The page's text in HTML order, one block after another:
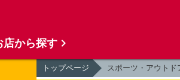
トップページ スポーツ・アウトド
店から探す